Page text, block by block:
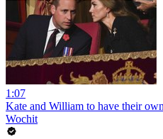
1:07
Kate and William to have their
Wochit